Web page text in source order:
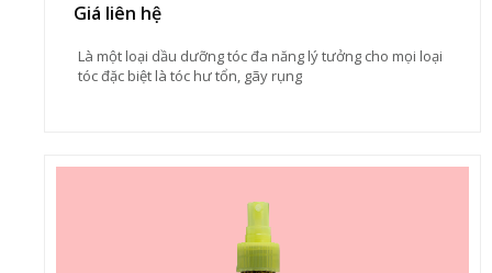
Giá liên hệ
Là một loại dầu dưỡng tóc đa năng lý tưởng cho mọi loại
tóc đặc biệt là tóc hư tổn, gãy rụng